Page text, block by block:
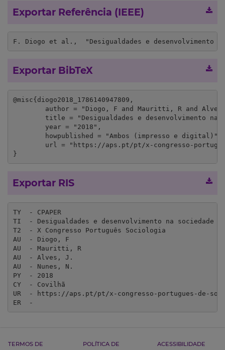
Exportar Referência (IEEE)
F. Diogo et al.,  "Desigualdades e desenvolvimento
Exportar BibTeX
@misc{diogo2018_1786140947809,
}
Exportar RIS
TY  - CPAPER
TI  - Desigualdades e desenvolvimento na
T2  - X Congresso Português Sociologia
AU  - Diogo, F
AU  - Mauritti, R
AU  - Alves, J.
AU  - Nunes, N.
PY  - 2018
CY  - Covilhã
UR  - https://aps.pt/pt/x-congresso-portugues-de-
ER  -
TERMOS DE POLÍTICA DE ACESSIBILIDADE